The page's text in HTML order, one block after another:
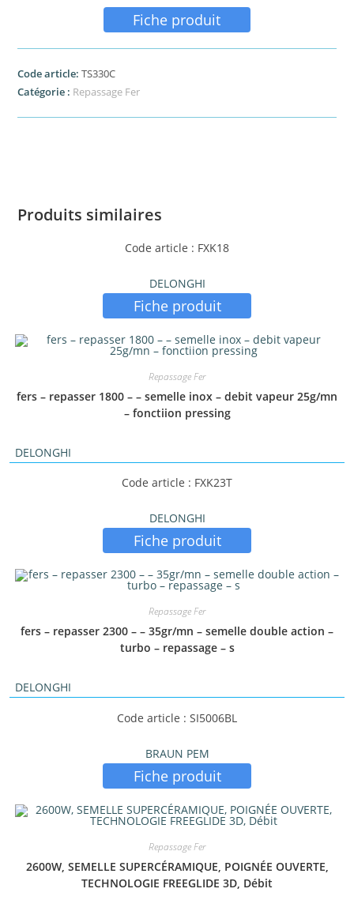
Fiche produit
Code article:TS330C
Catégorie : Repassage Fer
Produits similaires
Code article : FXK18
DELONGHI
Fiche produit
Repassage Fer
fers – repasser 1800 – – semelle inox – debit vapeur 25g/mn
– fonctiion pressing
DELONGHI
Code article : FXK23T
DELONGHI
Fiche produit
Repassage Fer
fers – repasser 2300 – – 35gr/mn – semelle double action –
turbo – repassage – s
DELONGHI
Code article : SI5006BL
BRAUN PEM
Fiche produit
Repassage Fer
2600W, SEMELLE SUPERCÉRAMIQUE, POIGNÉE OUVERTE,
TECHNOLOGIE FREEGLIDE 3D, Débit